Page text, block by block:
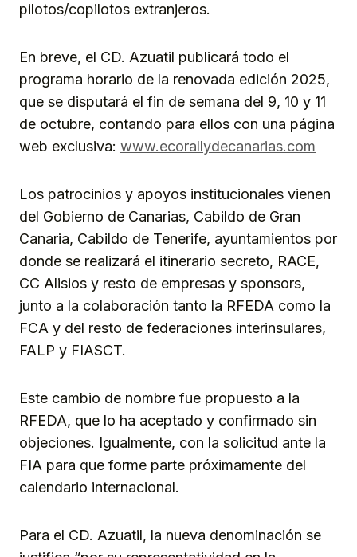
pilotos/copilotos extranjeros.
En breve, el CD. Azuatil publicará todo el
programa horario de la renovada edición 2025,
que se disputará el fin de semana del 9, 10 y 11
de octubre, contando para ellos con una página
web exclusiva: www.ecorallydecanarias.com
Los patrocinios y apoyos institucionales vienen
del Gobierno de Canarias, Cabildo de Gran
Canaria, Cabildo de Tenerife, ayuntamientos por
donde se realizará el itinerario secreto, RACE,
CC Alisios y resto de empresas y sponsors,
junto a la colaboración tanto la RFEDA como la
FCA y del resto de federaciones interinsulares,
FALP y FIASCT.
Este cambio de nombre fue propuesto a la
RFEDA, que lo ha aceptado y confirmado sin
objeciones. Igualmente, con la solicitud ante la
FIA para que forme parte próximamente del
calendario internacional.
Para el CD. Azuatil, la nueva denominación se